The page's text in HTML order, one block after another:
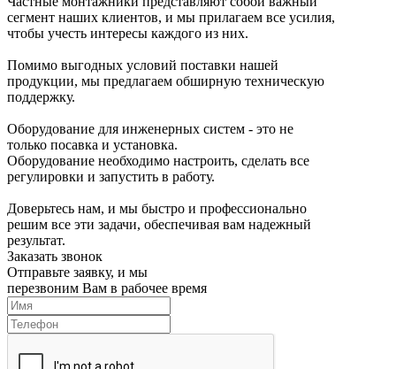
сегмент наших клиентов, и мы прилагаем все усилия,
чтобы учесть интересы каждого из них.
Помимо выгодных условий поставки нашей
продукции, мы предлагаем обширную техническую
поддержку.
Оборудование для инженерных систем - это не
только посавка и установка.
Оборудование необходимо настроить, сделать все
регулировки и запустить в работу.
Доверьтесь нам, и мы быстро и профессионально
решим все эти задачи, обеспечивая вам надежный
результат.
Заказать звонок
Отправьте заявку, и мы
перезвоним Вам в рабочее время